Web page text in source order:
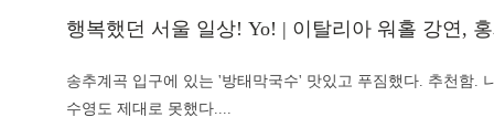
행복했던 서울 일상! Yo! | 이탈리아 워홀 강연,
송추계곡 입구에 있는 '방태막국수' 맛있고 푸짐했다. 추천함.
수영도 제대로 못했다....